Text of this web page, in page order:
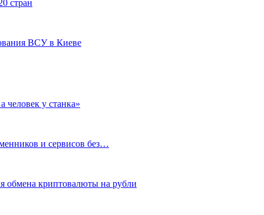
стран
ВСУ в Киеве
у станка»
и сервисов без…
обмена криптовалюты на рубли